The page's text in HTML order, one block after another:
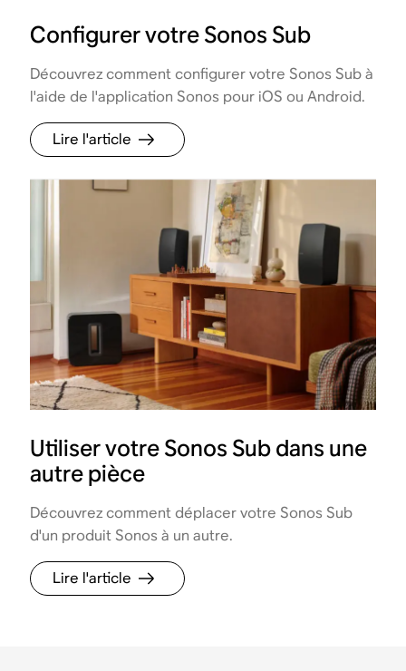
Configurer votre Sonos Sub
Découvrez comment configurer votre Sonos Sub à
l'aide de l'application Sonos pour iOS ou Android.
Lire l'article
Utiliser votre Sonos Sub dans une
autre pièce
Découvrez comment déplacer votre Sonos Sub
d'un produit Sonos à un autre.
Lire l'article